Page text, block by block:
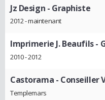
Jz Design - Graphiste
2012 - maintenant
Imprimerie J. Beaufils-
2010 - 2012
Castorama - Conseiller
Templemars